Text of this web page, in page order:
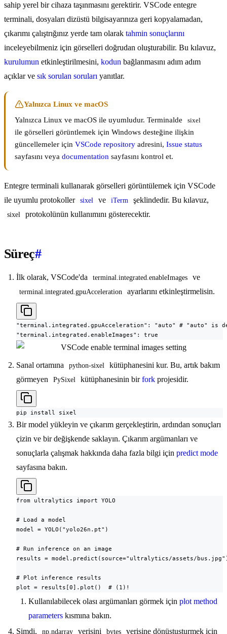
sahip yerel bir cihaza taşınmasını gerektirir. VSCode entegre
terminali, dosyaları dizüstü bilgisayarınıza geri kopyalamadan,
çıkarımı çalıştrığınız yerde tam olarak tahmin sonuçlarını
inceleyebilmeniz için görselleri doğrudan oluşturabilir. Bu kılavuz,
kurulumun etkinleştirilmesini, kodun bağlanmasını adım adım
açıklar ve sık sorulan soruları yanıtlar.
Yalnızca Linux ve macOS
Yalnızca Linux ve macOS ile uyumludur. Terminalde
sixel
ile görselleri görüntlemek için Windows desteğine ilişkin
güncellemeler için VSCode repository adresini, Issue status
sayfasını veya documentation sayfasını kontrol et.
Entegre terminali kullanarak görselleri görüntülemek için VSCode
ile uyumlu protokoller sixel ve iTerm şeklindedir. Bu kılavuz,
sixel protokolünün kullanımını gösterecektir.
Süreç#
İlk olarak, VSCode'da terminal.integrated.enableImages ve
terminal.integrated.gpuAcceleration ayarlarını etkinleştirmelisin.
"terminal.integrated.gpuAcceleration": "auto" # "auto" is
"terminal.integrated.enableImages": true
Sanal ortamına python-sixel
kütüphanesini kur. Bu, artık bakım
görmeyen
PySixel kütüphanesinin birfork projesidir.
pip install sixel
Bir model yükleyin ve çıkarım gerçekleştirin, ardından sonuçları
çizin ve bir değişkende saklayın. Çıkarım argümanları ve
sonuçlarla çalışmak hakkında daha fazla bilgi için predict mode
sayfasına bakın.
from ultralytics import YOLO
# Load a model
model = YOLO("yolo26n.pt")
# Run inference on an image
results = model.predict(source="ultralytics/assets/
# Plot inference results
plot = results[0].plot()  # (1)!
Kullanılabilecek olası argümanları görmek için plot method
parameters kısmına bakın.
Şimdi,
np.ndarray verisini bytes verisine dönüştuşturmek için